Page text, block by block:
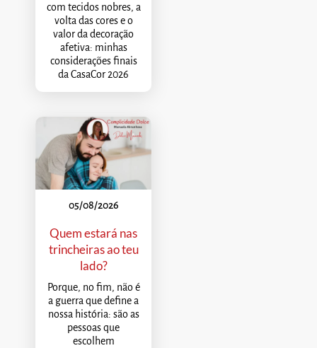
com tecidos nobres, a
volta das cores e o
valor da decoração
afetiva: minhas
considerações finais
da CasaCor 2026
05/08/2026
Quem estará nas
trincheiras ao teu
lado?
Porque, no fim, não é
a guerra que define a
nossa história: são as
pessoas que
escolhem